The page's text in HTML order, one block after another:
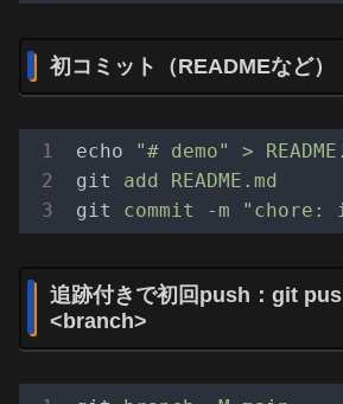
初コミット（READMEなど）
echo
"# demo" >
git
add README.md
git
commit -m
追跡付きで初回push：git
<branch>